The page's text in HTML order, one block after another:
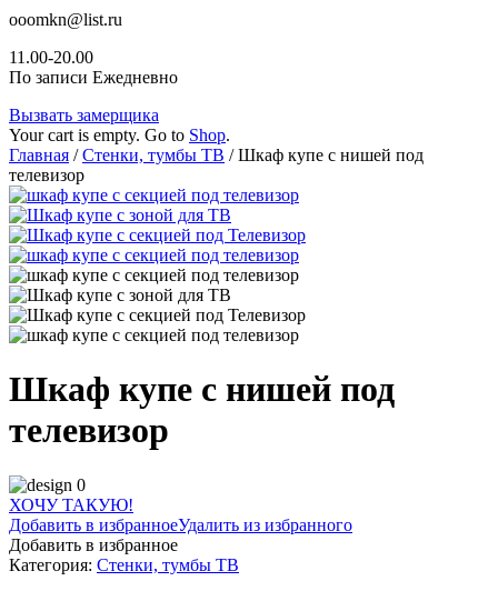
ooomkn@list.ru
11.00-20.00
По записи Ежедневно
Вызвать замерщика
Your cart is empty. Go to Shop.
Главная /Стенки, тумбы ТВ / Шкаф купе с нишей под
телевизор
Шкаф купе с нишей под
телевизор
ХОЧУ ТАКУЮ!
Добавить в избранноеУдалить из избранного
Добавить в избранное
Категория: Стенки, тумбы ТВ